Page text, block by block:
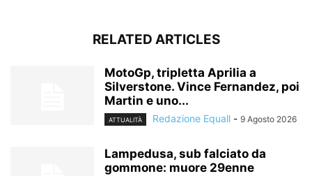
RELATED ARTICLES
MotoGp, tripletta Aprilia a
Silverstone. Vince Fernandez, poi
Martin e uno...
ATTUALITÀ Redazione Equall - 9 Agosto 2026
Lampedusa, sub falciato da
gommone: muore 29enne